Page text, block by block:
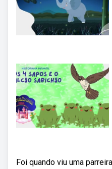
Foi quando viu uma